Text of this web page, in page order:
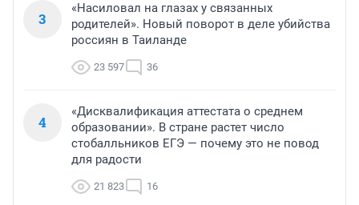
3
«Насиловал на глазах у связанных
родителей». Новый поворот в деле убийства
россиян в Таиланде
23 597 36
4
«Дисквалификация аттестата о среднем
образовании». В стране растет число
стобалльников ЕГЭ — почему это не повод
для радости
21 823 16